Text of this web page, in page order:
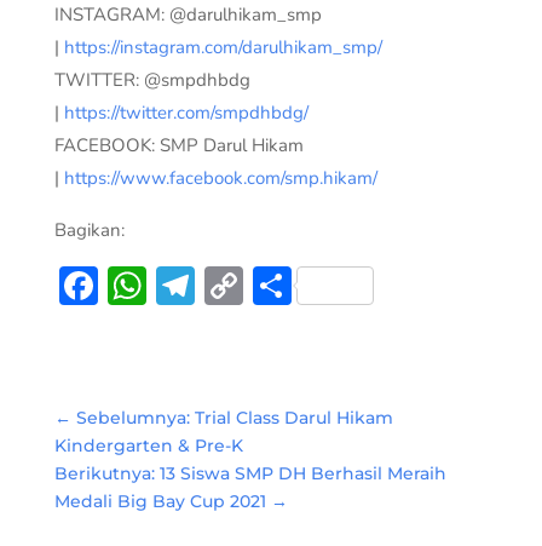
INSTAGRAM: @darulhikam_smp
| https://instagram.com/darulhikam_smp/
TWITTER: @smpdhbdg
| https://twitter.com/smpdhbdg/
FACEBOOK: SMP Darul Hikam
| https://www.facebook.com/smp.hikam/
Bagikan:
Facebook
WhatsApp
Telegram
Copy
Link
Share
← Sebelumnya: Trial Class Darul Hikam
Kindergarten & Pre-K
Berikutnya: 13 Siswa SMP DH Berhasil Meraih
Medali Big Bay Cup 2021 →